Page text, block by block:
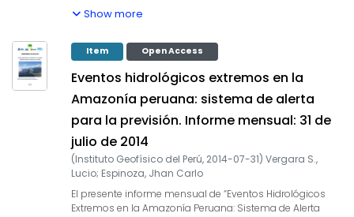
Perú, cuyo objetivo es la elaboración e implementación
un sistema estacional que permita prever los impactos
de los eventos hidrológicos extremos en la sociedad de
la Amazonía peruana. Durante los últimos años,
estudios científicos han evidenciado la influencia de la
temperatura superficial del mar anómalos de algunas
regiones oceánicas circundantes en la ocurrencia de
eventos hidrológicos extremos en la Amazonía peruana,
como es descrito en Espinoza et al. (2009, 2011, 2012 y
2013) y Yoon & Zeng (2010), así como en Lavado et al.
(2012), entre otros. En este informe mensual
correspondiente al mes de agosto 2014, se presentan los
resultados del análisis de las condiciones actuales
Show more
Item Open Access
Eventos hidrológicos extremos en la
Amazonía peruana: sistema de alerta
para la previsión. Informe mensual: 31 de
julio de 2014
(Instituto Geofísico del Perú, 2014-07-31) Vergara S.,
Lucio; Espinoza, Jhan Carlo
El presente informe mensual de “Eventos Hidrológicos
Extremos en la Amazonía Peruana: Sistema de Alerta